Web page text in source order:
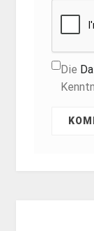
Die